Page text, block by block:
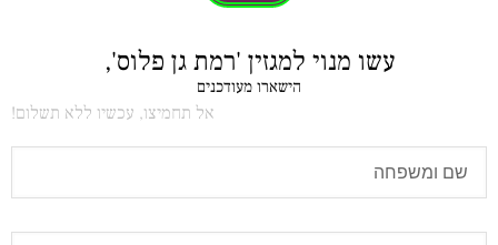
עשו מנוי למגזין 'רמת גן פלוס',
הישארו מעודכנים
אל תחמיצו, עכשיו ללא תשלום!